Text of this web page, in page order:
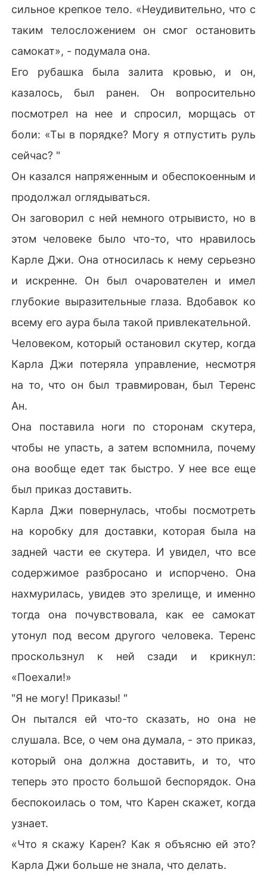
сильное крепкое тело. «Неудивительно, что с
таким телосложением он смог остановить
самокат», - подумала она.
Его рубашка была залита кровью, и он,
казалось, был ранен. Он вопросительно
посмотрел на нее и спросил, морщась от
боли: «Ты в порядке? Могу я отпустить руль
сейчас? "
Он казался напряженным и обеспокоенным и
продолжал оглядываться.
Он заговорил с ней немного отрывисто, но в
этом человеке было что-то, что нравилось
Карле Джи. Она относилась к нему серьезно
и искренне. Он был очарователен и имел
глубокие выразительные глаза. Вдобавок ко
всему его аура была такой привлекательной.
Человеком, который остановил скутер, когда
Карла Джи потеряла управление, несмотря
на то, что он был травмирован, был Теренс
Ан.
Она поставила ноги по сторонам скутера,
чтобы не упасть, а затем вспомнила, почему
она вообще едет так быстро. У нее все еще
был приказ доставить.
Карла Джи повернулась, чтобы посмотреть
на коробку для доставки, которая была на
задней части ее скутера. И увидел, что все
содержимое разбросано и испорчено. Она
нахмурилась, увидев это зрелище, и именно
тогда она почувствовала, как ее самокат
утонул под весом другого человека. Теренс
проскользнул к ней сзади и крикнул:
«Поехали!»
"Я не могу! Приказы! "
Он пытался ей что-то сказать, но она не
слушала. Все, о чем она думала, - это приказ,
который она должна доставить, и то, что
теперь это просто большой беспорядок. Она
беспокоилась о том, что Карен скажет, когда
узнает.
«Что я скажу Карен? Как я объясню ей это?
Карла Джи больше не знала, что делать.